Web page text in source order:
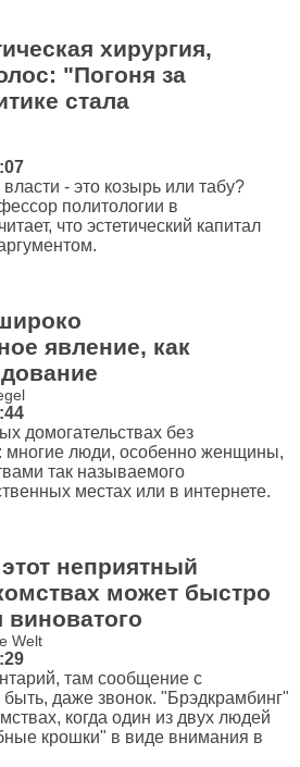
хирургия,
"Погоня за
стала
- это козырь или табу?
политологии в
что эстетический капитал
явление, как
домогательствах без
многие люди, особенно женщины,
так называемого
местах или в интернете.
неприятный
может быстро
виноватого
Welt
там сообщение с
даже звонок. "Брэдкрамбинг"
когда один из двух людей
крошки" в виде внимания в